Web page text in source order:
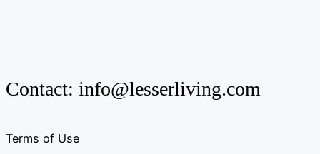
Contact: info@lesserliving.com
Terms of Use